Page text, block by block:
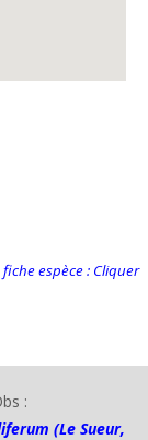
espèce : Cliquer
:
(Le Sueur,